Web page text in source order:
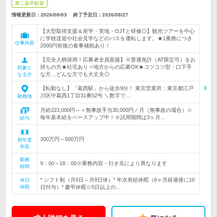
第二新卒歓迎
情報更新日：2026/08/03 終了予定日： 2026/08/27
仕事内容
【大型取得支援＆座学・実地・OJTと研修◎】観光ツアーを中心
に学校送迎や社会見学などのバスを運転します。★1乗務につき
2000円前後の食事補助あり！
対象と
なる方
【完全人柄採用！応募者全員面接】※普通免許（AT限定可）をお
持ちの方★社宅あり⇒地方からの応募OK★コツコツ型・口下手
な方…どんな方でも大丈夫◎
勤務地
【転勤なし】「葛西駅」から徒歩9分！ 東京営業所：東京都江戸
川区中葛西1丁目31番52号 ＼数字で…
給与
月給223,000円～＋無事故手当30,000円／月（無事故の場合）☆
毎年基本給をベースアップ中！※試用期間は3ヶ月…
初年度
年収
300万円～500万円
勤務
時間
9：00～18：00※乗務内容・行き先により異なります
休日
休暇
* シフト制（月6日～月8日休）* 年次有給休暇（6ヶ月経過後に10
日付与）* 慶弔休暇☆5日以上の…